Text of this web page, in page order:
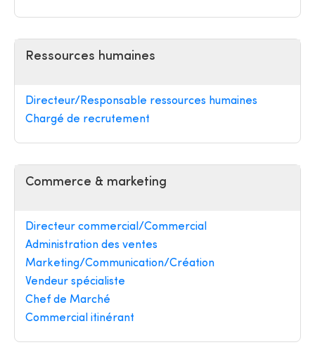
Ressources humaines
Directeur/Responsable ressources humaines
Chargé de recrutement
Commerce & marketing
Directeur commercial/Commercial
Administration des ventes
Marketing/Communication/Création
Vendeur spécialiste
Chef de Marché
Commercial itinérant